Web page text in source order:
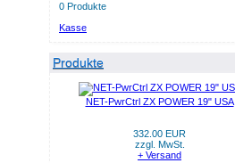
0 Produkte
Kasse
Produkte
NET-PwrCtrl ZX POWER 19" USA
332.00 EUR
zzgl. MwSt.
+ Versand